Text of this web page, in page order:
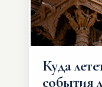
Куда
события